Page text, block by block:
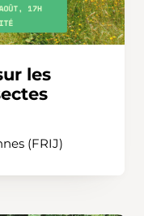
les
(FRIJ)